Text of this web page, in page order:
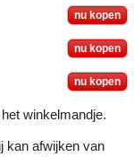
nu kopen
nu kopen
nu kopen
winkelmandje.
kan afwijken van